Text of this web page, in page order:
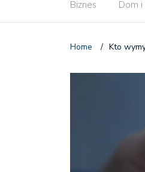
Biznes Dom
Home / Kto